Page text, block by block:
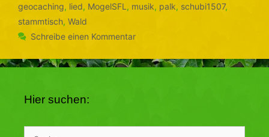
geocaching, lied, MogelSFL , musik, palk, schubi1507,
stammtisch, Wald
Schreibe einen Kommentar
Hier suchen: